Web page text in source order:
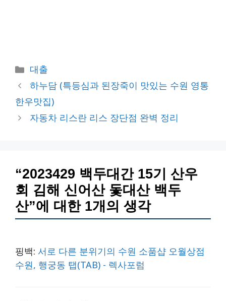
카
테
고
리
대출
하누담 (특등심과 된장죽이 맛있는 수원 영통
한우맛집)
자동차 리스란 리스 장단점 완벽 정리
“2023429 백두대간 15기 산우
회 김해 신어산 돛대산 백두
산”에 대한 1개의 생각
핑백: 서로 다른 분위기의 수원 소품샵 오월상점
수원, 행궁동 탭(TAB) - 렉사포럼